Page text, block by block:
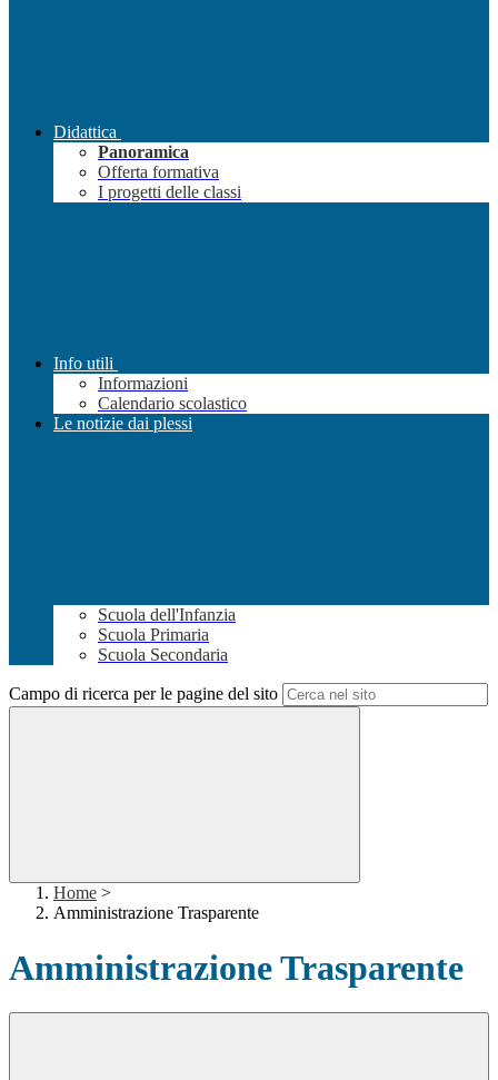
Didattica
Panoramica
Offerta formativa
I progetti delle classi
Info utili
Informazioni
Calendario scolastico
Le notizie dai plessi
Scuola dell'Infanzia
Scuola Primaria
Scuola Secondaria
Campo di ricerca per le pagine del sito
Home >
Amministrazione Trasparente
Amministrazione Trasparente